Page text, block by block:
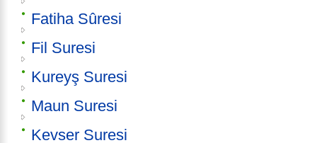
Fatiha Sûresi
Fil Suresi
Kureyş Suresi
Maun Suresi
Kevser Suresi